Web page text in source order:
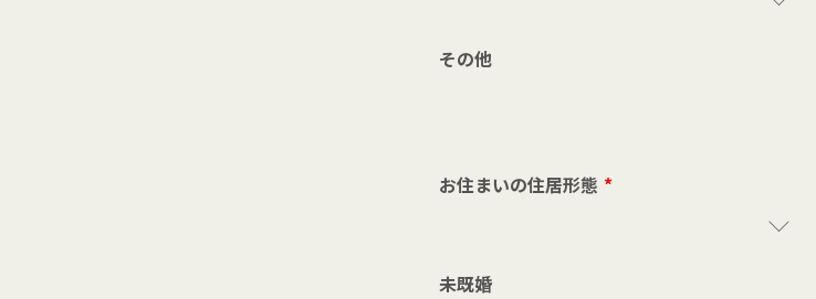
その他
お住まいの住居形態 *
未既婚